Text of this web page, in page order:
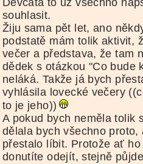
Děvčata to už všechno
souhlasit.
Žiju sama pět let, ano
podstatě mám tolik aktivit,
večer a představa, že tam
dědek s otázkou "Co bude
neláká. Takže já bych
vyhlásila lovecké večery
to je jeho))
A pokud bych neměla tolik
dělala bych všechno proto,
přestalo líbit. Protože ať
donutíte odejít, stejně